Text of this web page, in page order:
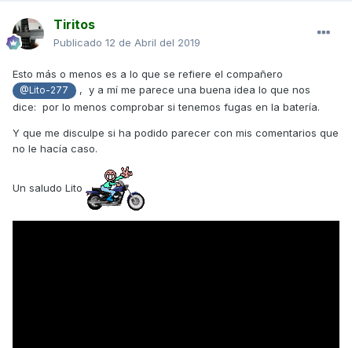
Tiritos
Publicado 12 de Abril del 2019
Esto más o menos es a lo que se refiere el compañero
@Lito-277
, y a mí me parece una buena idea lo que nos
dice: por lo menos comprobar si tenemos fugas en la batería.
Y que me disculpe si ha podido parecer con mis comentarios que
no le hacía caso.
Un saludo Lito